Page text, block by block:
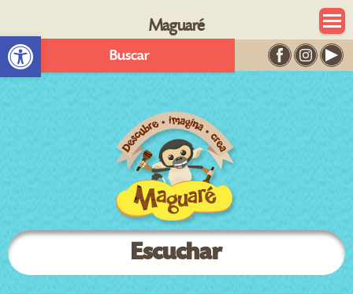
Abrir barra de herramientas
Maguaré
Buscar
Escuchar